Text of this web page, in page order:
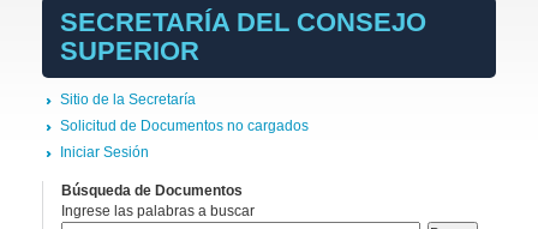
SECRETARÍA DEL CONSEJO
SUPERIOR
Sitio de la Secretaría
Solicitud de Documentos no cargados
Iniciar Sesión
Búsqueda de Documentos
Ingrese las palabras a buscar